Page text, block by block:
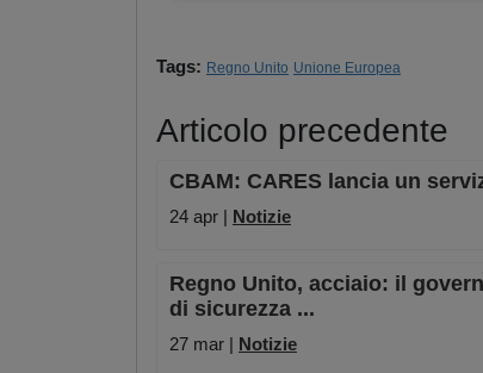
Tags: Regno Unito Unione Europea
Articolo precedente
CBAM: CARES lancia un
24 apr | Notizie
Regno Unito, acciaio: il
di sicurezza ...
27 mar | Notizie